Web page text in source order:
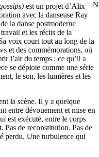
est un projet d’Alix
avec la danseuse Ray
la danse postmoderne
et les récits de la
voix court tout au long de la
et des commémorations, où
l’air du temps : ce qu’il a
se déploie comme une série
le son, les lumières et les
la scène. Il y a quelque
entre dévouement et mise en
est exécuté, entre le corps
Pas de reconstitution. Pas de
perdu. Une turbulence qui